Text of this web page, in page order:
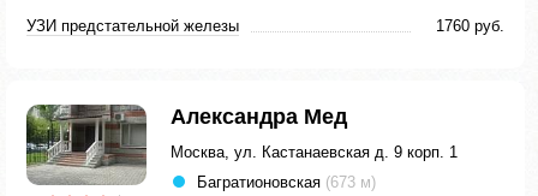
УЗИ предстательной железы 1760 руб.
Александра Мед
Москва, ул. Кастанаевская д. 9 корп. 1
Багратионовская (673 м)